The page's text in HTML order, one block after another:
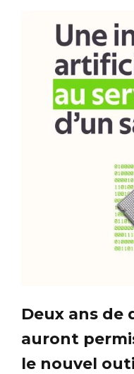
Deux ans de
auront
le nouvel